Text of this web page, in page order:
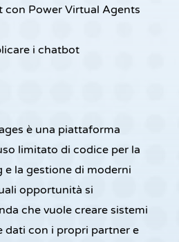
con Power Virtual Agents
i chatbot
è una piattaforma
limitato di codice per la
e la gestione di moderni
opportunità si
che vuole creare sistemi
dati con i propri partner e